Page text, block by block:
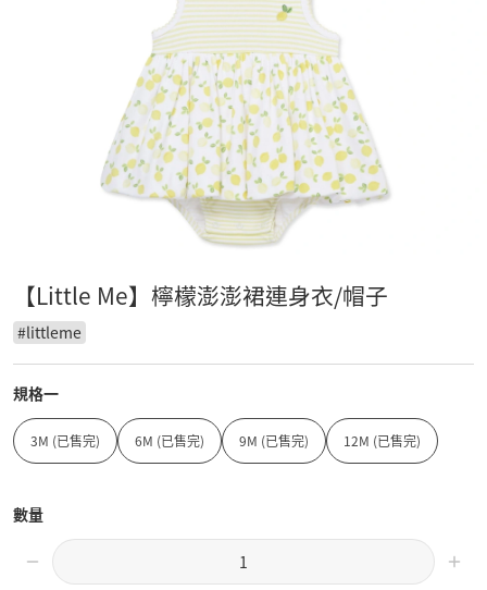
【Little Me】檸檬澎澎裙連身衣/帽子
#littleme
規格一
3M (已售完) 6M (已售完) 9M (已售完) 12M (已售完)
數量